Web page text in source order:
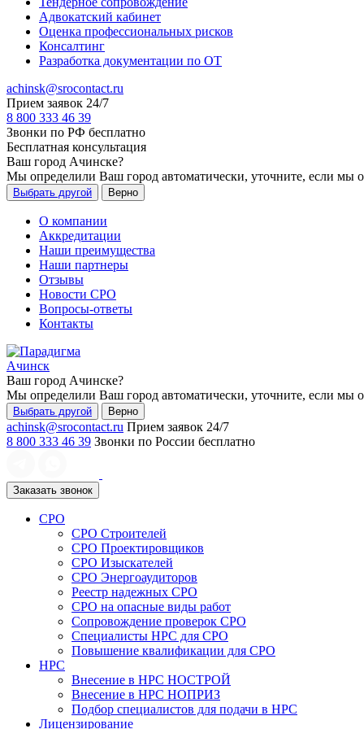
Адвокатский кабинет
Оценка профессиональных рисков
Консалтинг
Разработка документации по ОТ
achinsk@srocontact.ru
Прием заявок 24/7
8 800 333 46 39
Звонки по РФ бесплатно
Бесплатная консультация
Ваш город Ачинске?
Мы определили Ваш город автоматически, уточните, если мы
Выбрать другой Верно
О компании
Аккредитации
Наши преимущества
Наши партнеры
Отзывы
Новости СРО
Вопросы-ответы
Контакты
Ачинск
Ваш город Ачинске?
Мы определили Ваш город автоматически, уточните, если мы
Выбрать другой Верно
achinsk@srocontact.ru Прием заявок 24/7
8 800 333 46 39 Звонки по России бесплатно
Заказать звонок
СРО
СРО Строителей
СРО Проектировщиков
СРО Изыскателей
СРО Энергоаудиторов
Реестр надежных СРО
СРО на опасные виды работ
Сопровождение проверок СРО
Специалисты НРС для СРО
Повышение квалификации для СРО
НРС
Внесение в НРС НОСТРОЙ
Внесение в НРС НОПРИЗ
Подбор специалистов для подачи в НРС
Лицензирование